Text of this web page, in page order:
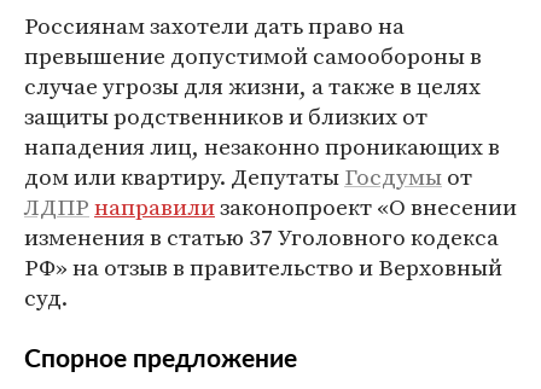
Россиянам захотели дать право на
превышение допустимой самообороны в
случае угрозы для жизни, а также в целях
защиты родственников и близких от
нападения лиц, незаконно проникающих в
дом или квартиру. ДепутатыГосдумыот
ЛДПРнаправилизаконопроект «О внесении
изменения в статью 37 Уголовного кодекса
РФ» на отзыв в правительство и Верховный
суд.
Спорное предложение